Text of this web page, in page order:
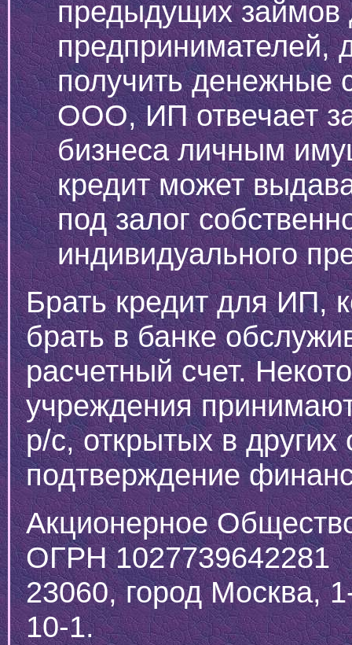
предыдущих займов
предпринимателей,
получить денежные
ООО, ИП отвечает
бизнеса личным
кредит может
под залог
индивидуального
Брать кредит для ИП,
брать в банке
расчетный счет.
учреждения
р/с, открытых в других
подтверждение
Акционерное
ОГРН 1027739642281
23060, город Москва,
10-1.